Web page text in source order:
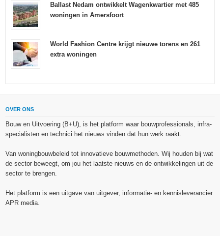
Ballast Nedam ontwikkelt Wagenkwartier met 485
woningen in Amersfoort
World Fashion Centre krijgt nieuwe torens en 261
extra woningen
OVER ONS
Bouw en Uitvoering (B+U), is het platform waar bouwprofessionals, infra-
specialisten en technici het nieuws vinden dat hun werk raakt.
Van woningbouwbeleid tot innovatieve bouwmethoden. Wij houden bij wat
de sector beweegt, om jou het laatste nieuws en de ontwikkelingen uit de
sector te brengen.
Het platform is een uitgave van uitgever, informatie- en kennisleverancier
APR media.